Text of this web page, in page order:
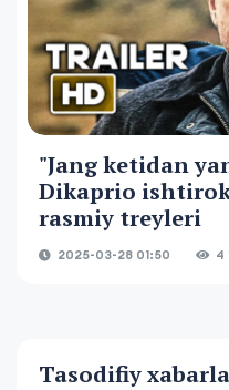
"Jang ketidan
Dikaprio
rasmiy treyleri
2025-03-28 01:50 4
Tasodifiy